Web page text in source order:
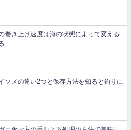
巻き上げ速度は海の状態によって変える
ソメの違い2つと保存方法を知ると釣りに